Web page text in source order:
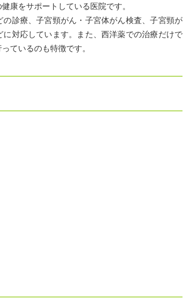
康をサポートしている医院です。
診療、子宮頸がん・子宮体がん検査、子宮頸が
対応しています。また、西洋薬での治療だけで
ているのも特徴です。